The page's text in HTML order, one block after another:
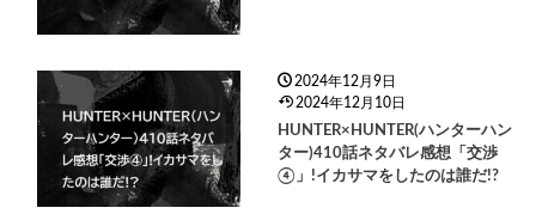
2024年12月9日
2024年12月10日
HUNTER×HUNTER(ハンターハン
ター)410話ネタバレ感想「交渉
④」!イカサマをしたのは誰だ!?